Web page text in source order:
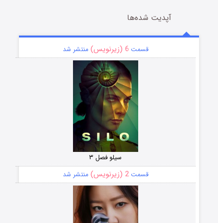
آپدیت شده‌ها
قسمت 6 (زیرنویس) منتشر شد
سیلو فصل ۳
قسمت2 (زیرنویس) منتشر شد